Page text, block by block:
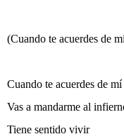
(Cuando te acuerdes de
Cuando te acuerdes de mí
Vas a mandarme al
Tiene sentido vivir